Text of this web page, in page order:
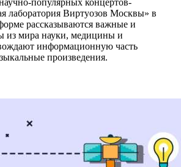
популярных концертов-
лаборатория Виртуозов Москвы» в
рассказываются важные и
из мира науки, медицины и
информационную часть
произведения.